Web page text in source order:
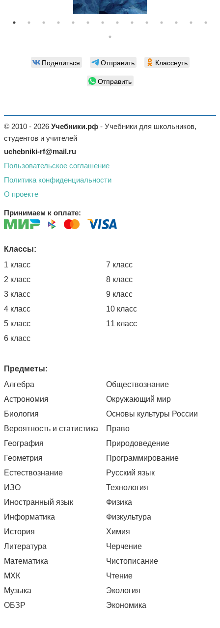
Поделиться Отправить
Класснуть
Отправить
© 2010 - 2026 Учебники.рф - Учебники для школьников,
студентов и учителей
uchebniki-rf@mail.ru
Пользовательское соглашение
Политика конфиденциальности
О проекте
Принимаем к оплате:
Классы:
1 класс
2 класс
3 класс
4 класс
5 класс
6 класс
7 класс
8 класс
9 класс
10 класс
11 класс
Предметы:
Алгебра
Астрономия
Биология
Вероятность и статистика
География
Геометрия
Естествознание
ИЗО
Иностранный язык
Информатика
История
Литература
Математика
МХК
Музыка
ОБЗР
Обществознание
Окружающий мир
Основы культуры России
Право
Природоведение
Программирование
Русский язык
Технология
Физика
Физкультура
Химия
Черчение
Чистописание
Чтение
Экология
Экономика